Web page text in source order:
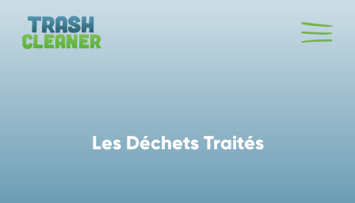
Les Déchets Traités